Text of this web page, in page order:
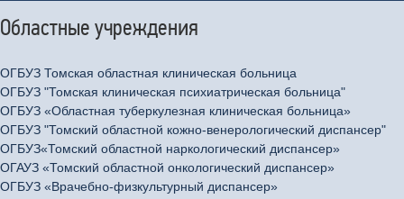
Областные учреждения
ОГБУЗ Томская областная клиническая больница
ОГБУЗ "Томская клиническая психиатрическая больница"
ОГБУЗ «Областная туберкулезная клиническая больница»
ОГБУЗ "Томский областной кожно-венерологический диспансер"
ОГБУЗ«Томский областной наркологический диспансер»
ОГАУЗ «Томский областной онкологический диспансер»
ОГБУЗ «Врачебно-физкультурный диспансер»